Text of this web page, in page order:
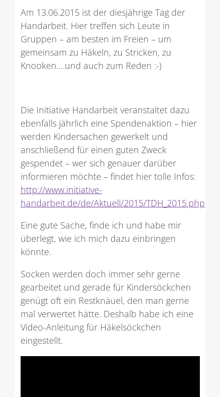
Am 13.06.2015 ist der diesjährige Tag der
Handarbeit. Hier treffen sich Leute in
Gruppen – am besten im Freien – um
gemeinsam zu Häkeln, zu Stricken, zu
Knooken….und auch zum Reden :-)
Die Initiative Handarbeit veranstaltet dazu
ebenfalls jährlich eine Spendenaktion – hier
werden Kindersachen gewerkelt und
anschließend für einen guten Zweck
gespendet – wer sich genauer darüber
informieren möchte – findet hier tolle Infos:
http://www.initiative-
handarbeit.de/de/Aktuell/2015/TDH_2015.php
Eine gute Sache, finde ich und habe mir
überlegt, wie ich mich dazu einbringen
könnte.
Socken werden doch immer sehr gerne
gearbeitet und gerade für Kindersöckchen
genügt oft ein Restknäuel, den man gerne
mal verwertet hätte. Deshalb habe ich eine
Video-Anleitung für Häkelsöckchen
eingestellt.